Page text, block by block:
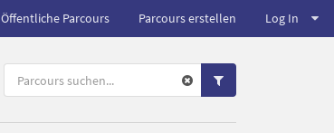
Öffentliche Parcours Parcours erstellen Log In